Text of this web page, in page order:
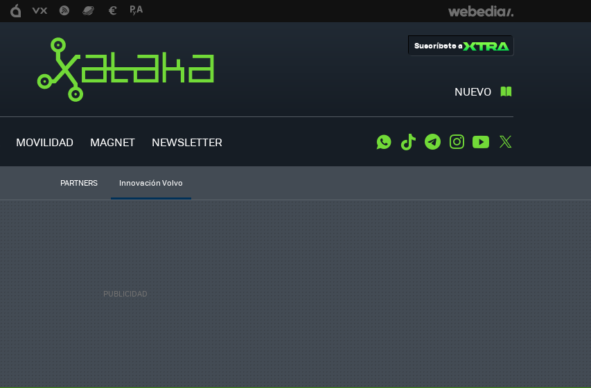
NUEVO
Suscríbete a
MOVILIDAD MAGNET NEWSLETTER WhatsApp
Tiktok TelegramInstagramYoutube
PARTNERS Innovación Volvo